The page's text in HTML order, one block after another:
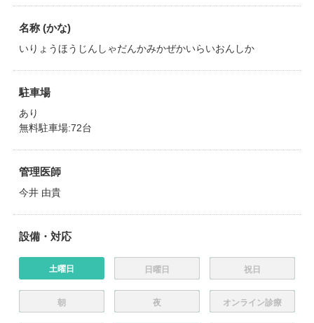
名称 (かな)
いりょうほうじんしゃだんかみかぜかいらいおんしか
駐車場
あり
無料駐車場:72台
管理医師
今井 由貴
設備・対応
土曜日 日曜日 祝日
朝 夜 オンライン診療